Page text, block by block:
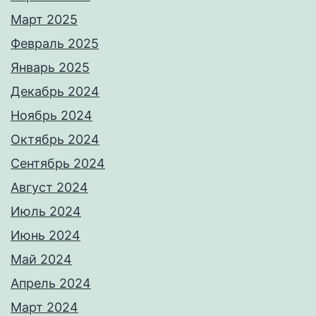
Март 2025
Февраль 2025
Январь 2025
Декабрь 2024
Ноябрь 2024
Октябрь 2024
Сентябрь 2024
Август 2024
Июль 2024
Июнь 2024
Май 2024
Апрель 2024
Март 2024